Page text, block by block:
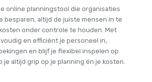
online plannings­tool die organisaties
besparen, altijd de juiste mensen in te
onder controle te houden. Met
en efficiënt je personeel in,
en blijf je flexibel inspelen op
je altijd grip op je planning én je kosten.